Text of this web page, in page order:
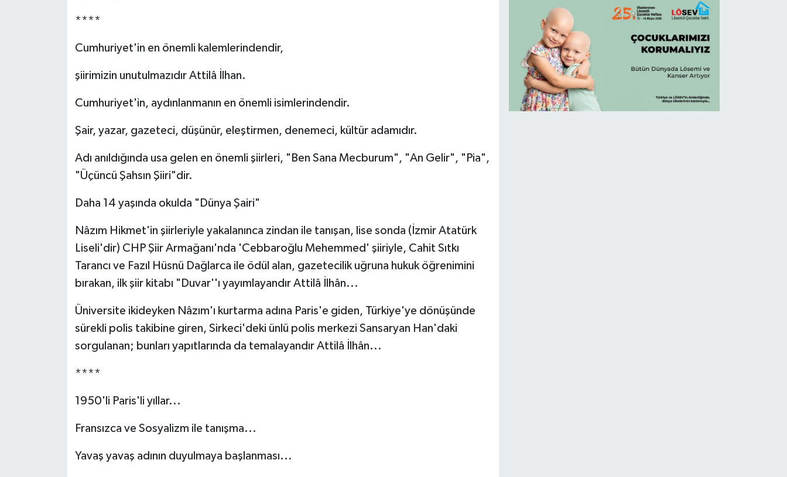
****
Cumhuriyet'in en önemli kalemlerindendir,
şiirimizin unutulmazıdır Attilâ İlhan.
Cumhuriyet'in, aydınlanmanın en önemli isimlerindendir.
Şair, yazar, gazeteci, düşünür, eleştirmen, denemeci, kültür adamıdır.
Adı anıldığında usa gelen en önemli şiirleri, "Ben Sana Mecburum", "An Gelir", "Pia",
"Üçüncü Şahsın Şiiri"dir.
Daha 14 yaşında okulda "Dünya Şairi"
Nâzım Hikmet'in şiirleriyle yakalanınca zindan ile tanışan, lise sonda (İzmir Atatürk
Liseli'dir) CHP Şiir Armağanı'nda 'Cebbaroğlu Mehemmed' şiiriyle, Cahit Sıtkı
Tarancı ve Fazıl Hüsnü Dağlarca ile ödül alan, gazetecilik uğruna hukuk öğrenimini
bırakan, ilk şiir kitabı "Duvar''ı yayımlayandır Attilâ İlhân...
Üniversite ikideyken Nâzım'ı kurtarma adına Paris'e giden, Türkiye'ye dönüşünde
sürekli polis takibine giren, Sirkeci'deki ünlü polis merkezi Sansaryan Han'daki
sorgulanan; bunları yapıtlarında da temalayandır Attilâ İlhân...
****
1950'li Paris'li yıllar...
Fransızca ve Sosyalizm ile tanışma...
Yavaş yavaş adının duyulmaya başlanması...